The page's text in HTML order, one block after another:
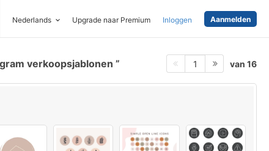
Nederlands Upgrade naar Premium Inloggen Aanmelden
verkoopsjablonen 1 van 16